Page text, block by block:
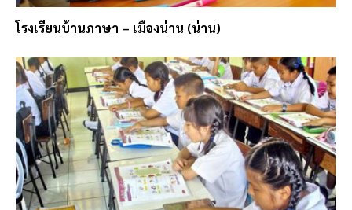
โรงเรียนบ้านภาษา – เมืองน่าน (น่าน)